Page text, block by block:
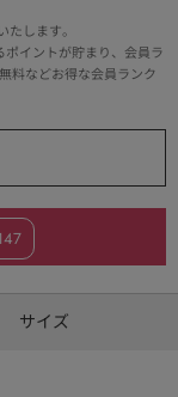
します。
イントが貯まり、会員ラ
料などお得な会員ランク
サイズ